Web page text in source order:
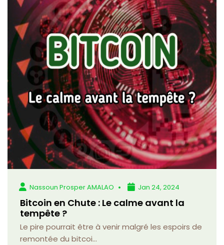
Nassoun Prosper AMALAO Jan 24, 2024
Bitcoin en Chute : Le calme avant la
tempête ?
Le pire pourrait être à venir malgré les espoirs de
remontée du bitcoi...